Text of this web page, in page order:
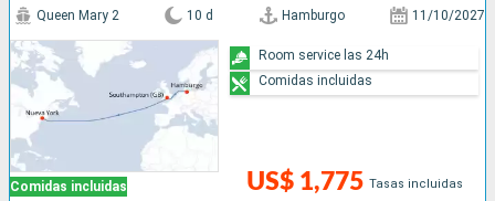
Comidas incluidas
Queen Mary 2 10 d Hamburgo 11/10/2027
US$ 1,775 Tasas incluidas
Room service las 24h
Comidas incluidas